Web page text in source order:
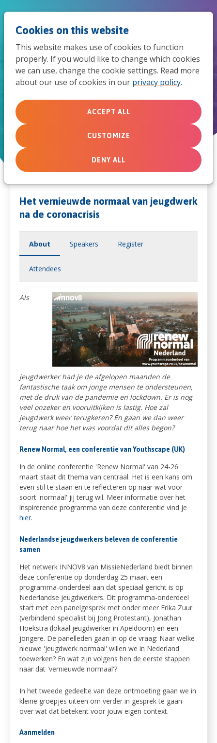
Cookies on this website
This website makes use of cookies to function
properly. If you would like to change which cookies
we can use, change the cookie settings. Read more
about our use of cookies in our privacy policy.
ACCEPT ALL
CUSTOMIZE
DENY ALL
Renew Normal Nederland
Het vernieuwde normaal van jeugdwerk
na de coronacrisis
About Speakers Register
Attendees
Als
jeugdwerker had je de afgelopen maanden de
fantastische taak om jonge mensen te ondersteunen,
met de druk van de pandemie en lockdown. Er is nog
veel onzeker en vooruitkijken is lastig. Hoe zal
jeugdwerk weer terugkeren? En gaan we dan weer
terug naar hoe het was voordat dit alles begon?
Renew Normal, een conferentie van Youthscape (UK)
In de online conferentie 'Renew Normal' van 24-26
maart staat dit thema van centraal. Het is een kans om
even stil te staan en te reflecteren op naar wat voor
soort 'normaal' jij terug wil. Meer informatie over het
inspirerende programma van deze conferentie vind je
hier.
Nederlandse jeugdwerkers beleven de conferentie
samen
Het netwerk INNOV8 van MissieNederland biedt binnen
deze conferentie op donderdag 25 maart een
programma-onderdeel aan dat speciaal gericht is op
Nederlandse jeugdwerkers. Dit programma-onderdeel
start met een panelgesprek met onder meer Erika Zuur
(verbindend specialist bij Jong Protestant), Jonathan
Hoekstra (lokaal jeugdwerker in Apeldoorn) en een
jongere. De panelleden gaan in op de vraag: Naar welke
nieuwe 'jeugdwerk normaal' willen we in Nederland
toewerken? En wat zijn volgens hen de eerste stappen
naar dat 'vernieuwde normaal'?
In het tweede gedeelte van deze ontmoeting gaan we in
kleine groepjes uiteen om verder in gesprek te gaan
over wat dat betekent voor jouw eigen context.
Aanmelden